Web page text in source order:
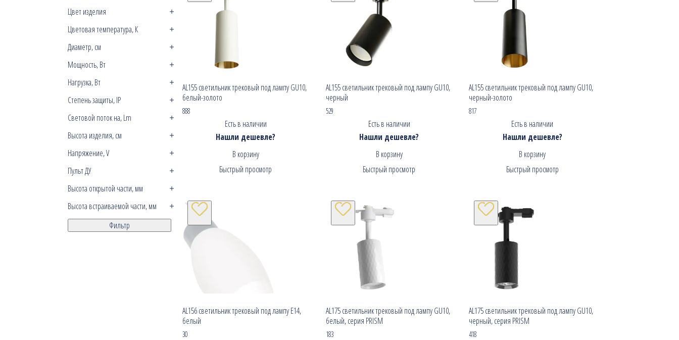
Цвет изделия
Цветовая температура, К
Диаметр, см
Мощность, Вт
Нагрузка, Вт
Степень защиты, IP
Световой поток на, Lm
Высота изделия, см
Напряжение, V
Пульт ДУ
Высота открытой части, мм
Высота встраиваемой части, мм
Фильтр
AL155 светильник трековый под лампу GU10,
белый-золото
888
Есть в наличии
Нашли дешевле?
В корзину
Быстрый просмотр
AL155 светильник трековый под лампу GU10,
черный
529
Есть в наличии
Нашли дешевле?
В корзину
Быстрый просмотр
AL155 светильник трековый под лампу GU10,
черный-золото
817
Есть в наличии
Нашли дешевле?
В корзину
Быстрый просмотр
AL156 светильник трековый под лампу E14,
белый
30
AL175 светильник трековый под лампу GU10,
белый, серия PRISM
183
AL175 светильник трековый под лампу GU10,
черный, серия PRISM
418